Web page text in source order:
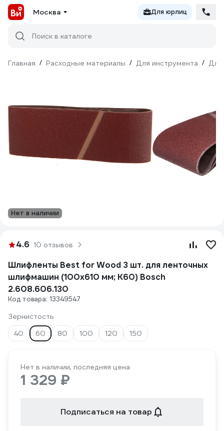
Москва Для юрлиц
Поиск в каталоге
Главная / Расходные материалы / Для инструмента / Для
Нет в наличии
4.6 10 отзывов
Шлифленты Best for Wood 3 шт. для ленточных
шлифмашин (100х610 мм; К60) Bosch
2.608.606.130
Код товара: 13349547
Зернистость
40
60 80 100 120 150
Нет в наличии, последняя цена
1 329 ₽
Подписаться на товар